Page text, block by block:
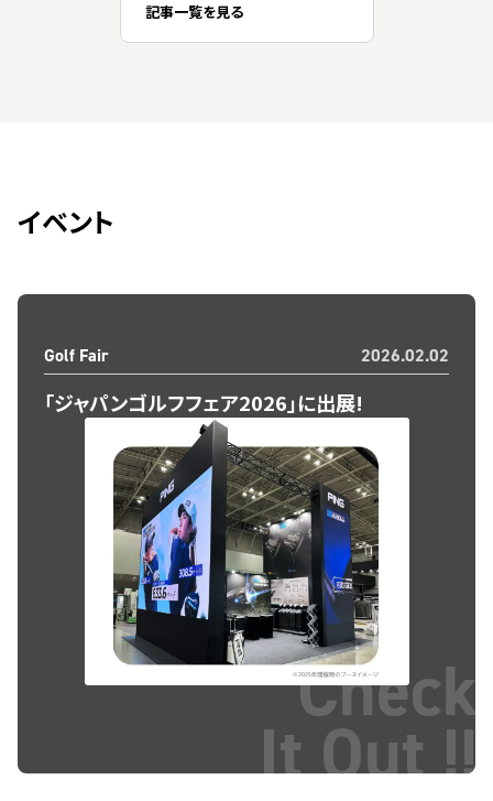
記事一覧を見る
イベント
Golf Fair 2026.02.02
「ジャパンゴルフフェア2026」に出展!
Check
It Out !!